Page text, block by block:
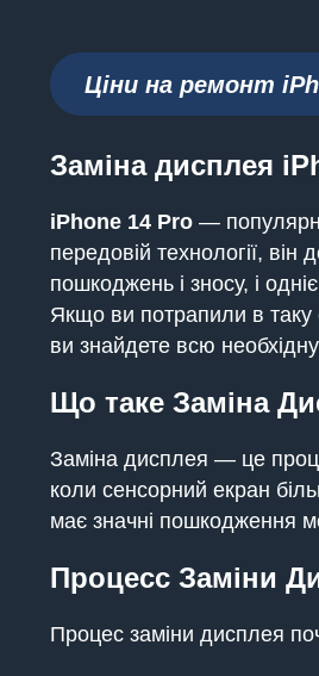
Ціни на ремонт
Заміна дисплея
iPhone 14 Pro —
передовій технології,
пошкоджень і зносу, і
Якщо ви потрапили в таку
ви знайдете всю
Що таке Заміна
Заміна дисплея — це
коли сенсорний екран
має значні пошкодження
Процесс Заміни
Процес заміни дисплея